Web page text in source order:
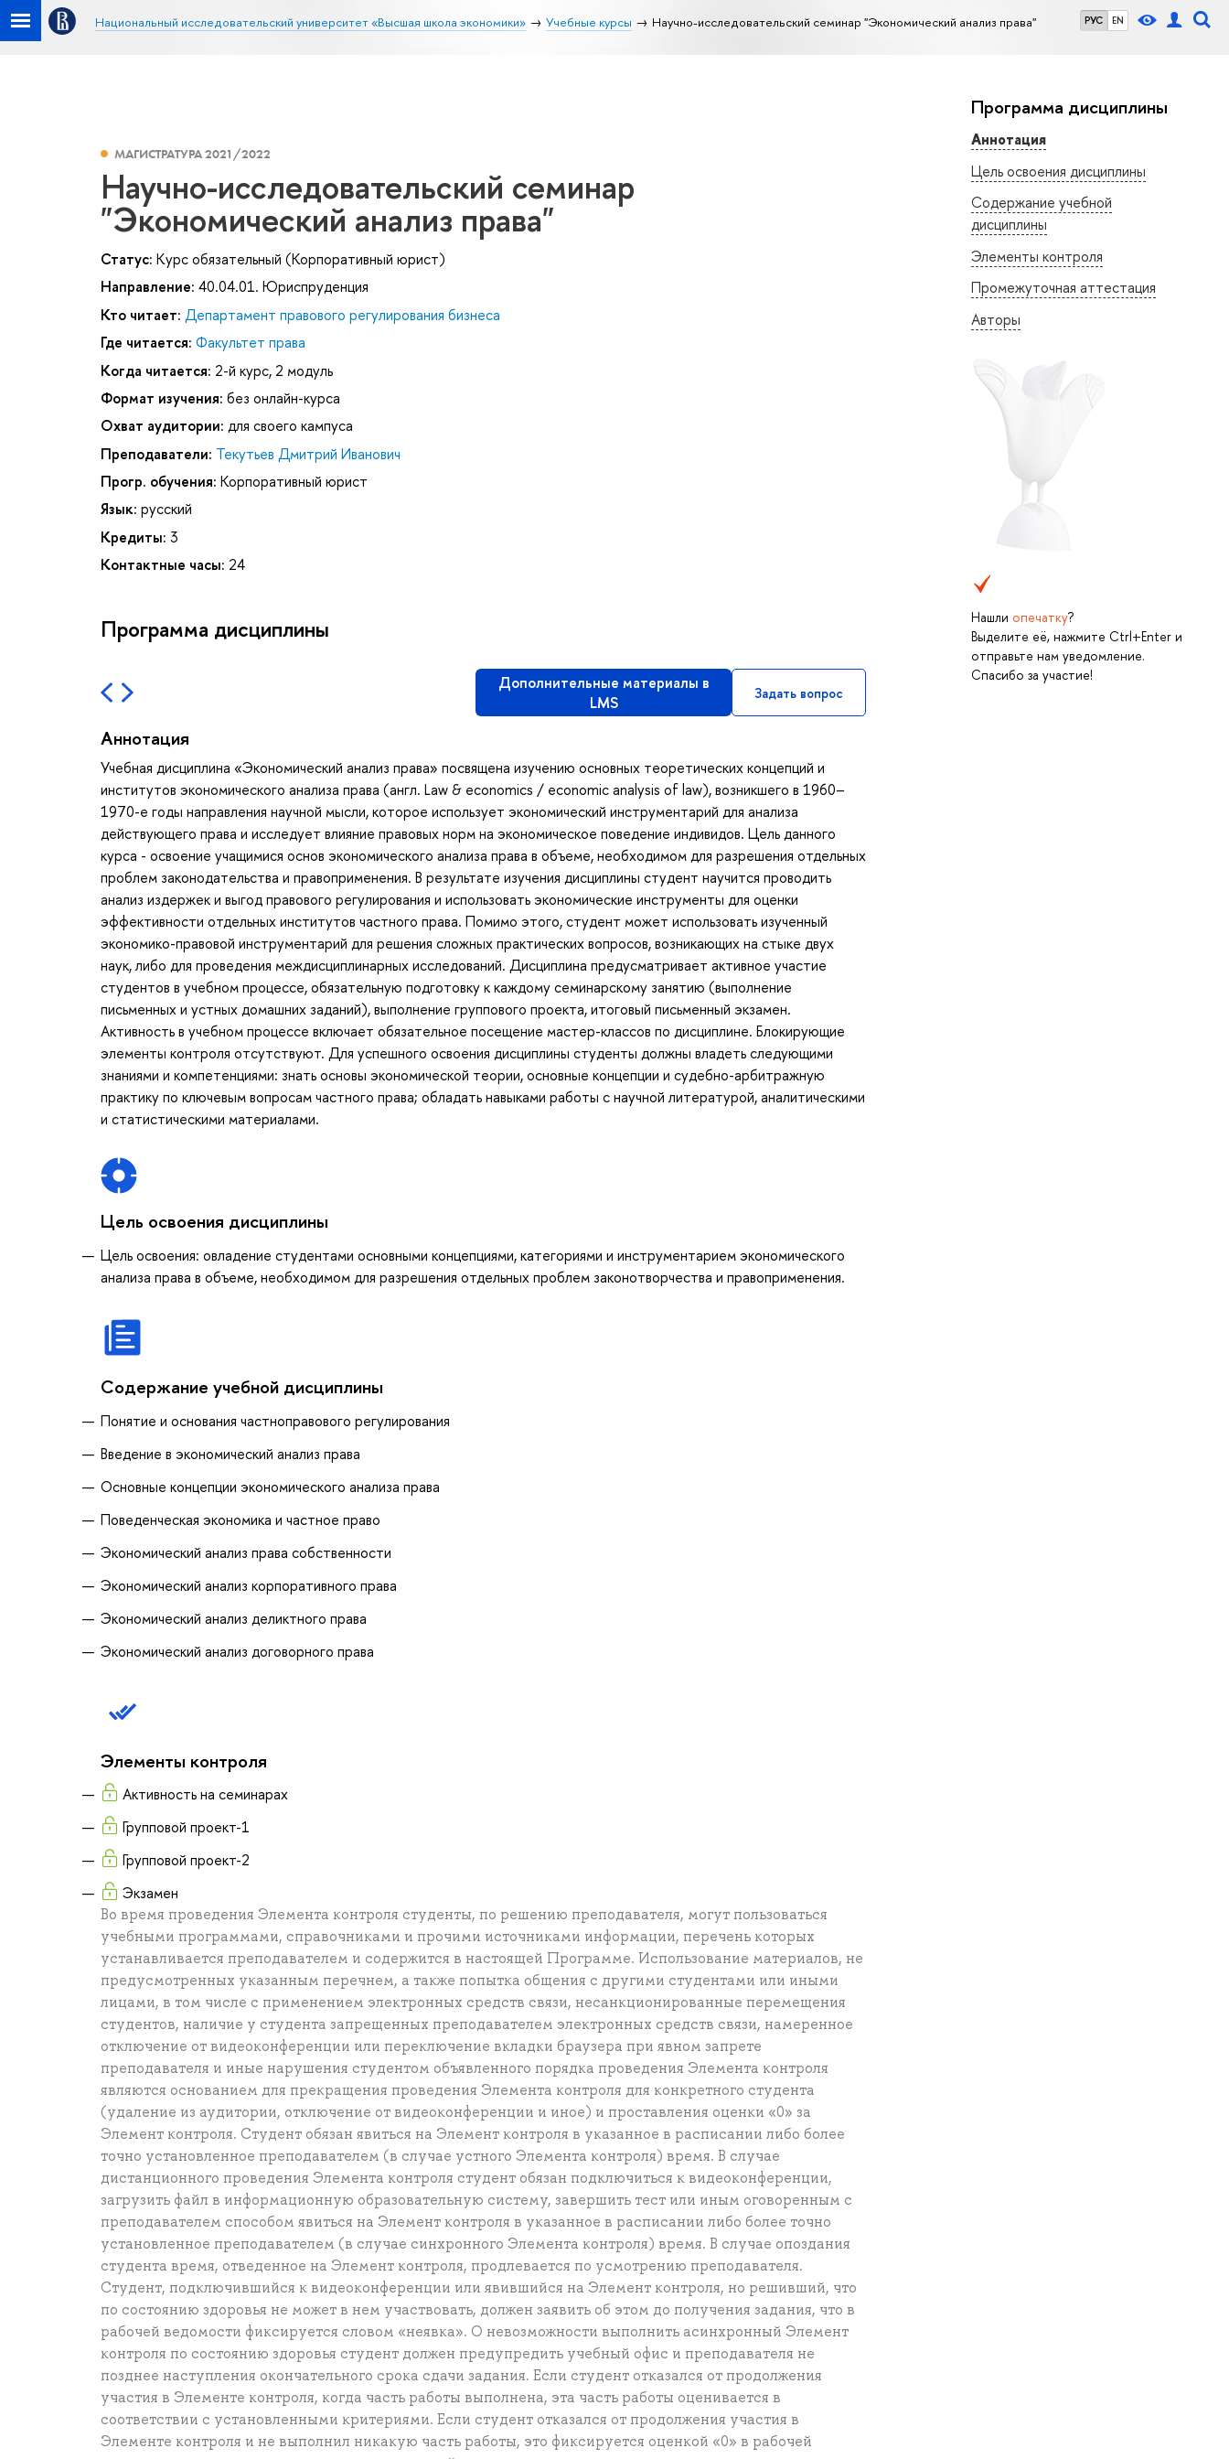
РУС EN
Национальный исследовательский университет «Высшая школа экономики» Учебные курсы Научно-исследовательский семинар "Экономический анализ права"
Программа дисциплины
Аннотация
Цель освоения дисциплины
Содержание учебной
дисциплины
Элементы контроля
Промежуточная аттестация
Авторы
Нашли опечатку?
Выделите её, нажмите Ctrl+Enter и
отправьте нам уведомление.
Спасибо за участие!
МАГИСТРАТУРА 2021/2022
Научно-исследовательский семинар
"Экономический анализ права"
Статус: Курс обязательный (Корпоративный юрист)
Направление: 40.04.01. Юриспруденция
Кто читает: Департамент правового регулирования бизнеса
Где читается: Факультет права
Когда читается: 2-й курс, 2 модуль
Формат изучения: без онлайн-курса
Охват аудитории: для своего кампуса
Преподаватели: Текутьев Дмитрий Иванович
Прогр. обучения: Корпоративный юрист
Язык: русский
Кредиты: 3
Контактные часы: 24
Программа дисциплины
Дополнительные материалы в
LMS
Задать вопрос
Аннотация
Учебная дисциплина «Экономический анализ права» посвящена изучению основных теоретических концепций и
институтов экономического анализа права (англ. Law & economics / economic analysis of law), возникшего в 1960–
1970-е годы направления научной мысли, которое использует экономический инструментарий для анализа
действующего права и исследует влияние правовых норм на экономическое поведение индивидов. Цель данного
курса - освоение учащимися основ экономического анализа права в объеме, необходимом для разрешения отдельных
проблем законодательства и правоприменения. В результате изучения дисциплины студент научится проводить
анализ издержек и выгод правового регулирования и использовать экономические инструменты для оценки
эффективности отдельных институтов частного права. Помимо этого, студент может использовать изученный
экономико-правовой инструментарий для решения сложных практических вопросов, возникающих на стыке двух
наук, либо для проведения междисциплинарных исследований. Дисциплина предусматривает активное участие
студентов в учебном процессе, обязательную подготовку к каждому семинарскому занятию (выполнение
письменных и устных домашних заданий), выполнение группового проекта, итоговый письменный экзамен.
Активность в учебном процессе включает обязательное посещение мастер-классов по дисциплине. Блокирующие
элементы контроля отсутствуют. Для успешного освоения дисциплины студенты должны владеть следующими
знаниями и компетенциями: знать основы экономической теории, основные концепции и судебно-арбитражную
практику по ключевым вопросам частного права; обладать навыками работы с научной литературой, аналитическими
и статистическими материалами.
Цель освоения дисциплины
Цель освоения: овладение студентами основными концепциями, категориями и инструментарием экономического
анализа права в объеме, необходимом для разрешения отдельных проблем законотворчества и правоприменения.
Содержание учебной дисциплины
Понятие и основания частноправового регулирования
Введение в экономический анализ права
Основные концепции экономического анализа права
Поведенческая экономика и частное право
Экономический анализ права собственности
Экономический анализ корпоративного права
Экономический анализ деликтного права
Экономический анализ договорного права
Элементы контроля
Активность на семинарах
Групповой проект-1
Групповой проект-2
Экзамен
Во время проведения Элемента контроля студенты, по решению преподавателя, могут пользоваться
учебными программами, справочниками и прочими источниками информации, перечень которых
устанавливается преподавателем и содержится в настоящей Программе. Использование материалов, не
предусмотренных указанным перечнем, а также попытка общения с другими студентами или иными
лицами, в том числе с применением электронных средств связи, несанкционированные перемещения
студентов, наличие у студента запрещенных преподавателем электронных средств связи, намеренное
отключение от видеоконференции или переключение вкладки браузера при явном запрете
преподавателя и иные нарушения студентом объявленного порядка проведения Элемента контроля
являются основанием для прекращения проведения Элемента контроля для конкретного студента
(удаление из аудитории, отключение от видеоконференции и иное) и проставления оценки «0» за
Элемент контроля. Студент обязан явиться на Элемент контроля в указанное в расписании либо более
точно установленное преподавателем (в случае устного Элемента контроля) время. В случае
дистанционного проведения Элемента контроля студент обязан подключиться к видеоконференции,
загрузить файл в информационную образовательную систему, завершить тест или иным оговоренным с
преподавателем способом явиться на Элемент контроля в указанное в расписании либо более точно
установленное преподавателем (в случае синхронного Элемента контроля) время. В случае опоздания
студента время, отведенное на Элемент контроля, продлевается по усмотрению преподавателя.
Студент, подключившийся к видеоконференции или явившийся на Элемент контроля, но решивший, что
по состоянию здоровья не может в нем участвовать, должен заявить об этом до получения задания, что в
рабочей ведомости фиксируется словом «неявка». О невозможности выполнить асинхронный Элемент
контроля по состоянию здоровья студент должен предупредить учебный офис и преподавателя не
позднее наступления окончательного срока сдачи задания. Если студент отказался от продолжения
участия в Элементе контроля, когда часть работы выполнена, эта часть работы оценивается в
соответствии с установленными критериями. Если студент отказался от продолжения участия в
Элементе контроля и не выполнил никакую часть работы, это фиксируется оценкой «0» в рабочей